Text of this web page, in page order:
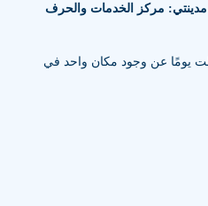
مركز الخدمات والحرف
يومًا عن وجود مكان واحد في